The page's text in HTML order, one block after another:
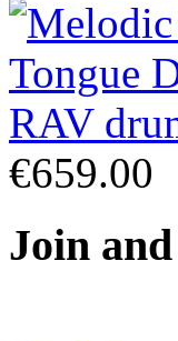
€659.00
Join